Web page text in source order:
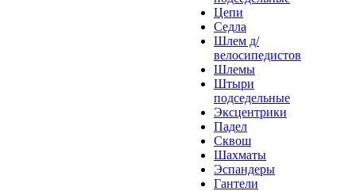
Цепи
Седла
Шлем д/
велосипедистов
Шлемы
Штыри
подседельные
Эксцентрики
Падел
Сквош
Шахматы
Эспандеры
Гантели